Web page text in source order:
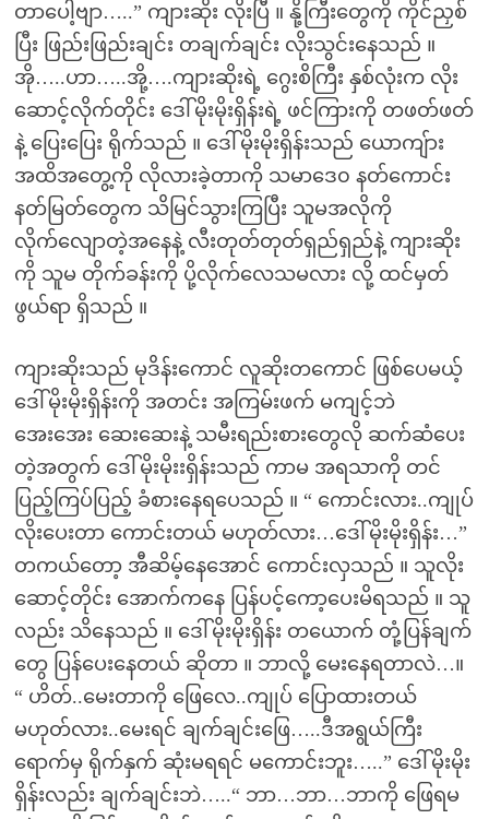
တာပေါ့ဗျာ…..” ကျားဆိုး လိုးပြီ ။ နို့ကြီးတွေကို ကိုင်ညှစ်
ပြီး ဖြည်းဖြည်းချင်း တချက်ချင်း လိုးသွင်းနေသည် ။
အို…..ဟာ…..အို့….ကျားဆိုးရဲ့ ဂွေးစိကြီး နှစ်လုံးက လိုး
ဆောင့်လိုက်တိုင်း ဒေါ်မိုးမိုးရှိန်းရဲ့ ဖင်ကြားကို တဖတ်ဖတ်
နဲ့ ပြေးပြေး ရိုက်သည် ။ ဒေါ်မိုးမိုးရှိန်းသည် ယောကျ်ား
အထိအတွေ့ကို လိုလားခဲ့တာကို သမာဒေ၀ နတ်ကောင်း
နတ်မြတ်တွေက သိမြင်သွားကြပြီး သူမအလိုကို
လိုက်လျောတဲ့အနေနဲ့ လီးတုတ်တုတ်ရှည်ရှည်နဲ့ ကျားဆိုး
ကို သူမ တိုက်ခန်းကို ပို့လိုက်လေသမလား လို့ ထင်မှတ်
ဖွယ်ရာ ရှိသည် ။
ကျားဆိုးသည် မုဒိန်းကောင် လူဆိုးတကောင် ဖြစ်ပေမယ့်
ဒေါ်မိုးမိုးရှိန်းကို အတင်း အကြမ်းဖက် မကျင့်ဘဲ
အေးအေး ဆေးဆေးနဲ့ သမီးရည်းစားတွေလို ဆက်ဆံပေး
တဲ့အတွက် ဒေါ်မိုးမိုးးရှိန်းသည် ကာမ အရသာကို တင်
ပြည့်ကြပ်ပြည့် ခံစားနေရပေသည် ။ “ ကောင်းလား..ကျုပ်
လိုးပေးတာ ကောင်းတယ် မဟုတ်လား…ဒေါ်မိုးမိုးရှိန်း…”
တကယ်တော့ အီဆိမ့်နေအောင် ကောင်းလှသည် ။ သူလိုး
ဆောင့်တိုင်း အောက်ကနေ ပြန်ပင့်ကော့ပေးမိရသည် ။ သူ
လည်း သိနေသည် ။ ဒေါ်မိုးမိုးရှိန်း တယောက် တုံ့ပြန်ချက်
တွေ ပြန်ပေးနေတယ် ဆိုတာ ။ ဘာလို့ မေးနေရတာလဲ…။
“ ဟိတ်..မေးတာကို ဖြေလေ..ကျုပ် ပြောထားတယ်
မဟုတ်လား..မေးရင် ချက်ချင်းဖြေ…..ဒီအရွယ်ကြီး
ရောက်မှ ရိုက်နှက် ဆုံးမရရင် မကောင်းဘူး…..” ဒေါ်မိုးမိုး
ရှိန်းလည်း ချက်ချင်းဘဲ…..“ ဘာ…ဘာ…ဘာကို ဖြေရမ